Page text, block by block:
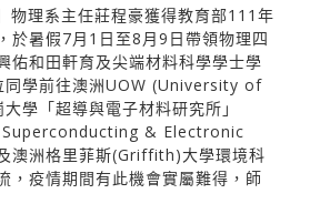
物理系主任莊程豪獲得教育部111年
於暑假7月1日至8月9日帶領物理四
佑和田軒育及尖端材料科學學士學
同學前往澳洲UOW (University of
學「超導與電子材料研究所」
& Electronic
澳洲格里菲斯(Griffith)大學環境科
，疫情期間有此機會實屬難得，師